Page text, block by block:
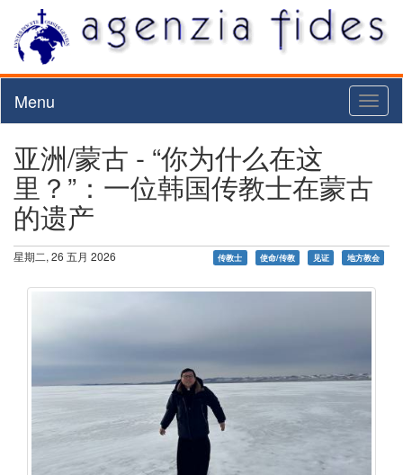
Menu
亚洲/蒙古 - “你为什么在这
里？”：一位韩国传教士在蒙古
的遗产
星期二, 26 五月 2026 传教士 使命/传教 见证 地方教会